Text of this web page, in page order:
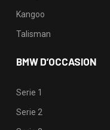
Kangoo
Talisman
BMW D’OCCASION
Serie 1
Serie 2